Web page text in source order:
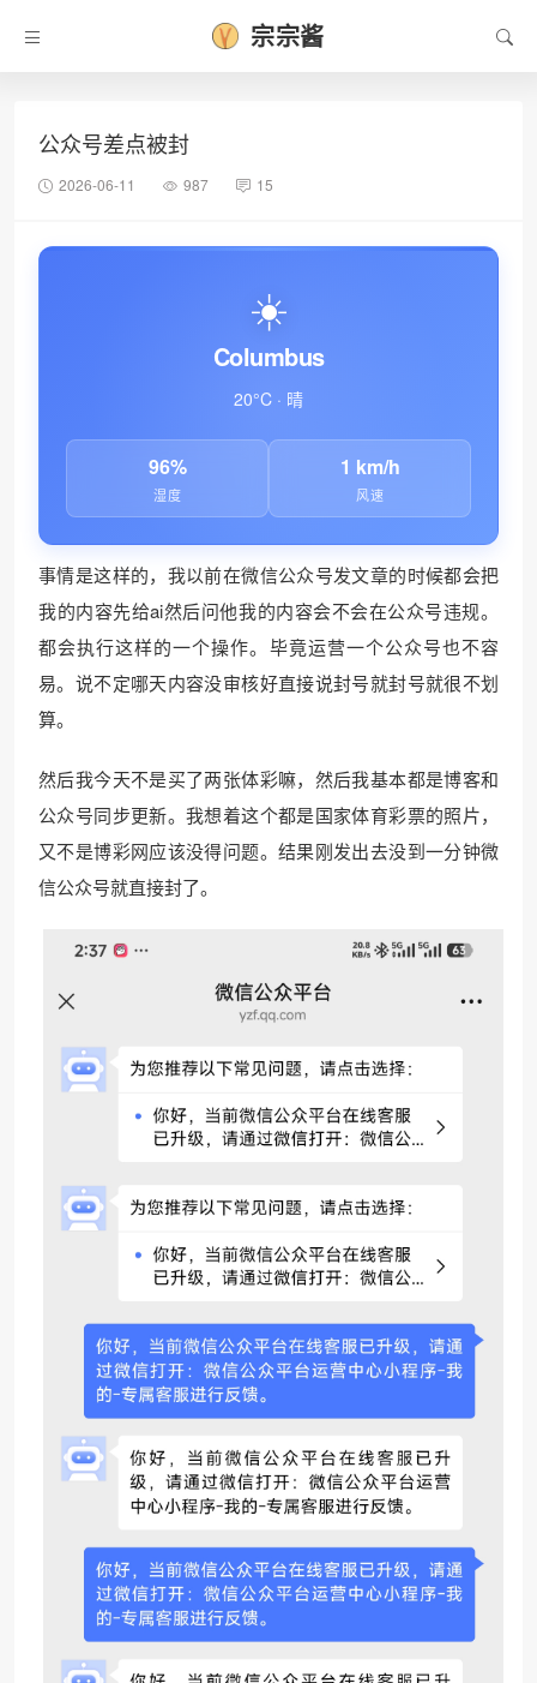
宗宗酱
公众号差点被封
2026-06-11 987 15
☀️
Columbus
20°C · 晴
96%
湿度
1 km/h
风速
事情是这样的，我以前在微信公众号发文章的时候都会把
我的内容先给ai然后问他我的内容会不会在公众号违规。
都会执行这样的一个操作。毕竟运营一个公众号也不容
易。说不定哪天内容没审核好直接说封号就封号就很不划
算。
然后我今天不是买了两张体彩嘛，然后我基本都是博客和
公众号同步更新。我想着这个都是国家体育彩票的照片，
又不是博彩网应该没得问题。结果刚发出去没到一分钟微
信公众号就直接封了。